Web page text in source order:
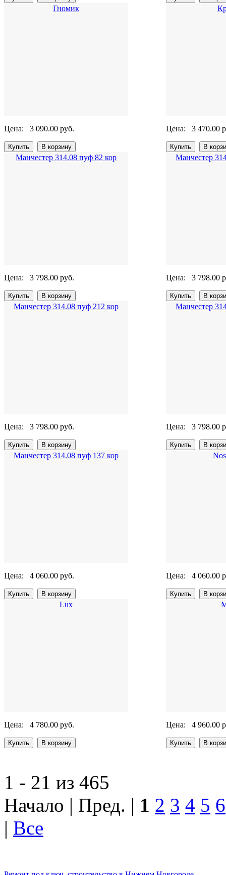
Гномик
Цена: 3 090.00 руб. Цена: 3 470.00
Манчестер 314.08 пуф 82 кор
Цена: 3 798.00 руб.
Манчестер
Цена: 3 798.00
Манчестер 314.08 пуф 212 кор
Цена: 3 798.00 руб.
Манчестер
Цена: 3 798.00
Манчестер 314.08 пуф 137 кор
Цена: 4 060.00 руб. Цена: 4 060.00
Lux
Цена: 4 780.00 руб. Цена: 4 960.00
1 - 21 из 465
Начало | Пред. | 1 2 3 4 5 6
| Все